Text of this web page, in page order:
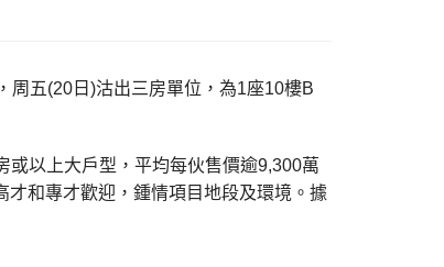
，周五(20日)沽出三房單位，為1座10樓B
以上大戶型，平均每伙售價逾9,300萬
和專才歡迎，鍾情項目地段及環境。據